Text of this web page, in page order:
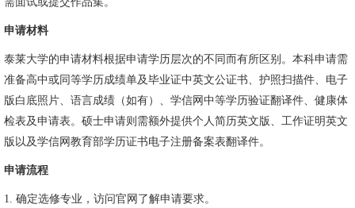
申请材料
泰莱大学的申请材料根据申请学历层次的不同而有所区别。本科申请需
准备高中或同等学历成绩单及毕业证中英文公证书、护照扫描件、电子
版白底照片、语言成绩（如有）、学信网中等学历验证翻译件、健康体
检表及申请表。硕士申请则需额外提供个人简历英文版、工作证明英文
版以及学信网教育部学历证书电子注册备案表翻译件。
申请流程
1. 确定选修专业，访问官网了解申请要求。